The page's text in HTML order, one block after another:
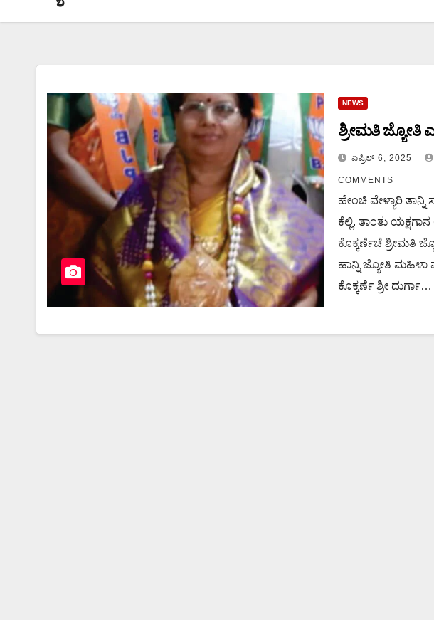
NEWS
ಶ್ರೀಮತಿ ಜ್ಯೋತಿ
ಏಪ್ರಿಲ್ 6, 2025
COMMENTS
ಹೇಂಚಿ ವೇಳ್ಯಾರಿ
ಕೆಲ್ಲಿ. ತಾಂತು
ಕೊಕ್ಕರ್ಣೆಚೆ ಶ್ರೀಮತಿ
ಹಾನ್ನಿ ಜ್ಯೋತಿ ಮಹಿಳಾ
ಕೊಕ್ಕರ್ಣೆ ಶ್ರೀ ದುರ್ಗಾ…